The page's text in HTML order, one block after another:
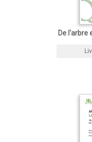
De l'arbre